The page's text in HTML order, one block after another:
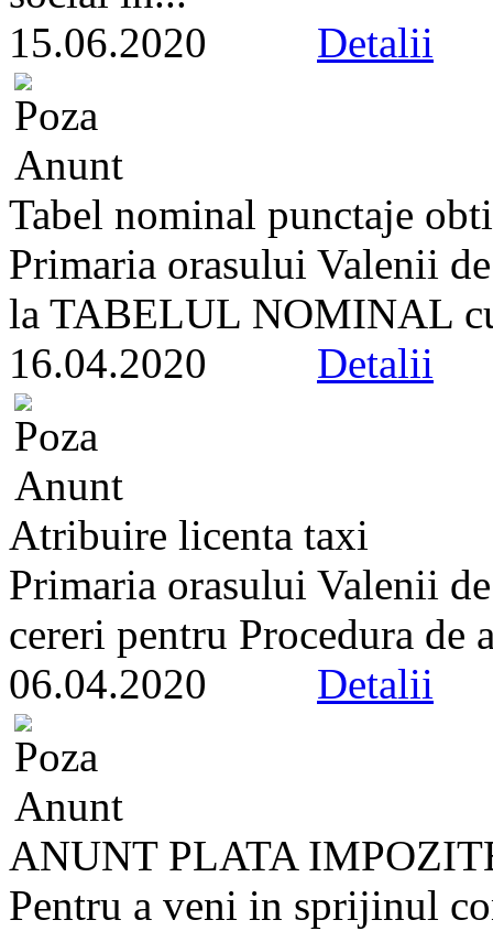
15.06.2020 Detalii
Tabel nominal punctaje
Primaria orasului Valenii
la TABELUL NOMINAL
16.04.2020 Detalii
Atribuire licenta taxi
Primaria orasului Valenii
cereri pentru Procedura
06.04.2020 Detalii
ANUNT PLATA
Pentru a veni in sprijinul